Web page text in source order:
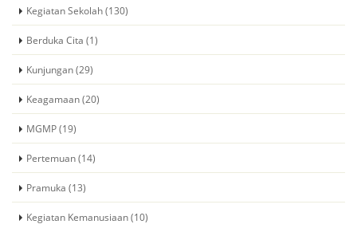
Kegiatan Sekolah (130)
Berduka Cita (1)
Kunjungan (29)
Keagamaan (20)
MGMP (19)
Pertemuan (14)
Pramuka (13)
Kegiatan Kemanusiaan (10)